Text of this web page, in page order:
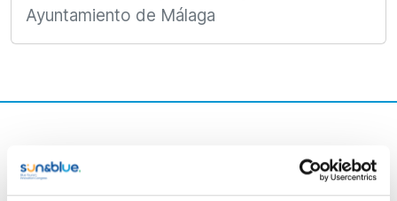
Ayuntamiento de Málaga